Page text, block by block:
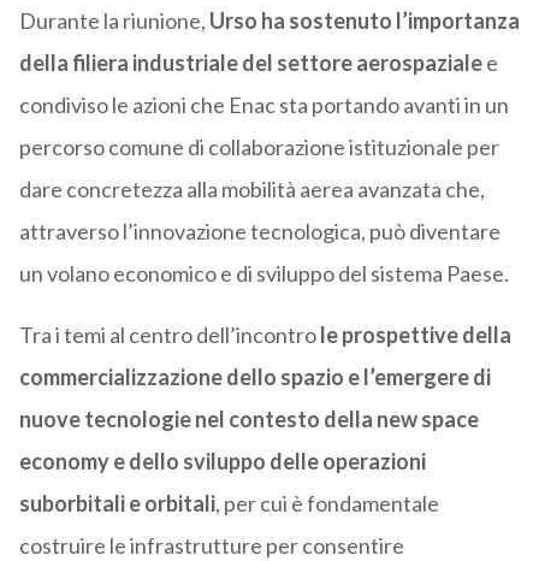
Durante la riunione, Urso ha sostenuto l’importanza
della filiera industriale del settore aerospazialee
condiviso le azioni che Enac sta portando avanti in un
percorso comune di collaborazione istituzionale per
dare concretezza alla mobilità aerea avanzata che,
attraverso l’innovazione tecnologica, può diventare
un volano economico e di sviluppo del sistema Paese.
Tra i temi al centro dell’incontrole prospettive della
commercializzazione dello spazio e l’emergere di
nuove tecnologie nel contesto della new space
economy e dello sviluppo delle operazioni
suborbitali e orbitali, per cui è fondamentale
costruire le infrastrutture per consentire